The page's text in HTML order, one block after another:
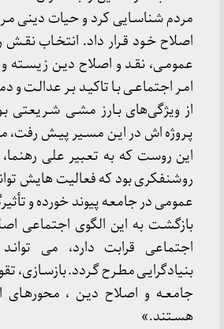
مردم شناسـایی کرد و حیات دینی
اصلاح خـود قـرار داد. انتخـاب
عمومـی، نقـد و اصلاح دیـن زیسـته
امـر اجتماعـی بـا تاکیـد بـر عدالـت
از ویژگی‌های بـارز مشـی شـریعتی
پـروژه اش در ایـن مسـیر پیـش رفت،
این روست که به تعبیر علی
روشنفکری بود که فعالیت هایش
عمومی در جامعه پیوند خورده و
بازگشـت به این الگوی اجتماعی
اجتماعی قرابت دارد، می توانـد
بنیادگرایـی مطـرح گـردد. بازسـازی،
جامعـه و اصلاح دیـن ، محورهـای
هسـتند.»